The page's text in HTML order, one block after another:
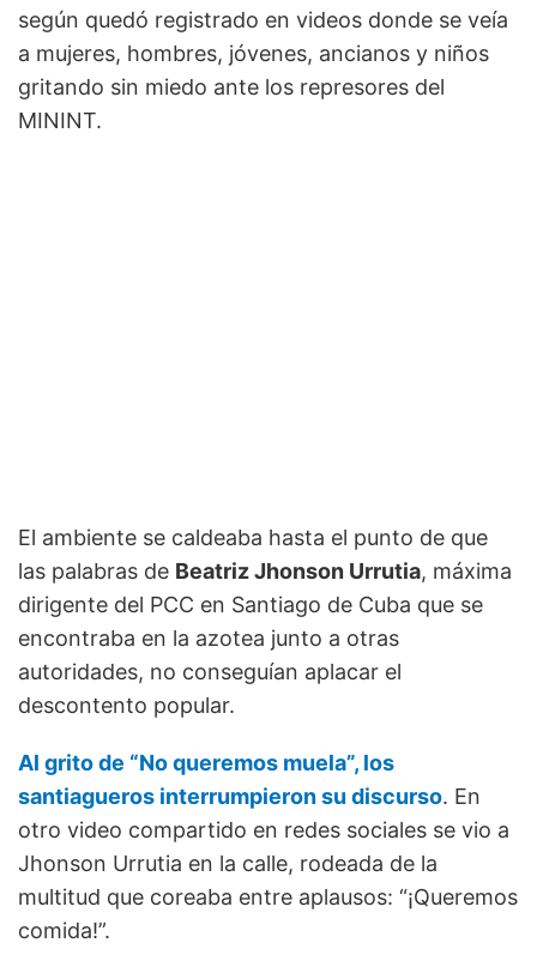
según quedó registrado en videos donde se veía
a mujeres, hombres, jóvenes, ancianos y niños
gritando sin miedo ante los represores del
MININT.
El ambiente se caldeaba hasta el punto de que
las palabras de Beatriz Jhonson Urrutia, máxima
dirigente del PCC en Santiago de Cuba que se
encontraba en la azotea junto a otras
autoridades, no conseguían aplacar el
descontento popular.
Al grito de “No queremos muela”, los
santiagueros interrumpieron su discurso. En
otro video compartido en redes sociales se vio a
Jhonson Urrutia en la calle, rodeada de la
multitud que coreaba entre aplausos: “¡Queremos
comida!”.